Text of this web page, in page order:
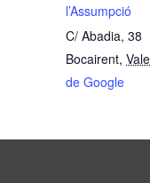
l’Assumpció
C/ Abadia, 38
Bocairent,
de Google